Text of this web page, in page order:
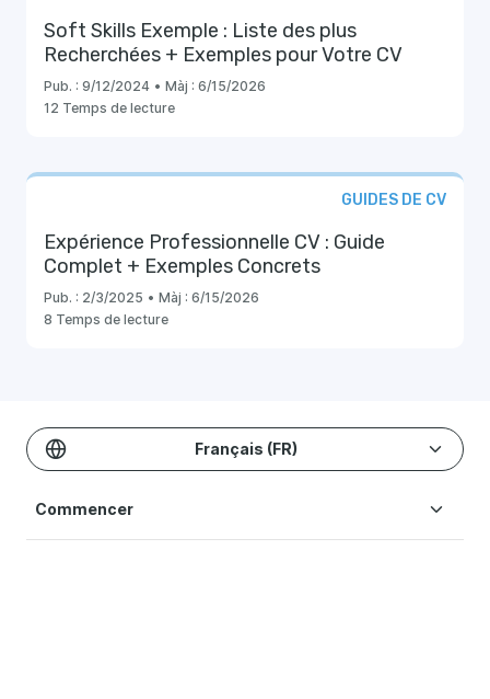
Soft Skills Exemple : Liste des plus
Recherchées + Exemples pour Votre CV
Pub. : 9/12/2024 • Màj : 6/15/2026
12 Temps de lecture
GUIDES DE CV
Expérience Professionnelle CV : Guide
Complet + Exemples Concrets
Pub. : 2/3/2025 • Màj : 6/15/2026
8 Temps de lecture
Français (FR)
Commencer